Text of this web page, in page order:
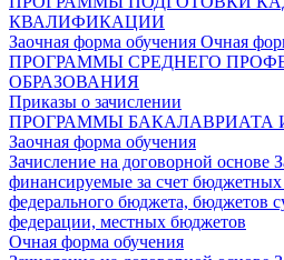
КВАЛИФИКАЦИИ
Заочная форма обучения Очная
ПРОГРАММЫ СРЕДНЕГО
ОБРАЗОВАНИЯ
Приказы о зачислении
ПРОГРАММЫ БАКАЛАВРИАТА
Заочная форма обучения
Зачисление на договорной основе
финансируемые за счет бюджетных
федерального бюджета, бюджетов
федерации, местных бюджетов
Очная форма обучения